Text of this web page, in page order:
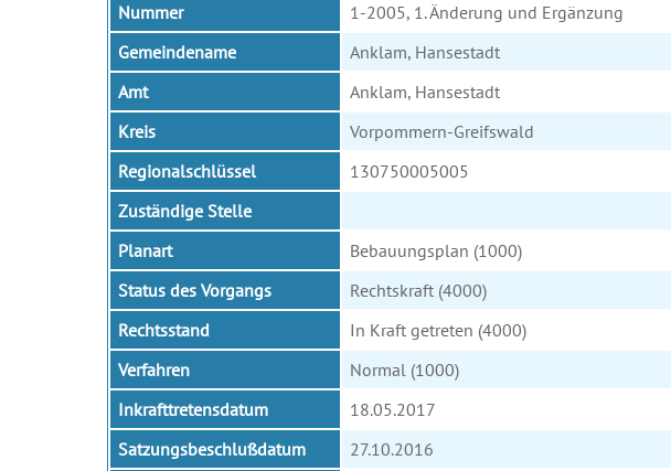
Nummer
1-2005, 1. Änderung und Ergänzung
Gemeindename
Anklam, Hansestadt
Amt
Anklam, Hansestadt
Kreis
Vorpommern-Greifswald
Regionalschlüssel
130750005005
Zuständige Stelle
Planart
Bebauungsplan (1000)
Status des Vorgangs
Rechtskraft (4000)
Rechtsstand
In Kraft getreten (4000)
Verfahren
Normal (1000)
Inkrafttretensdatum
18.05.2017
Satzungsbeschlußdatum
27.10.2016